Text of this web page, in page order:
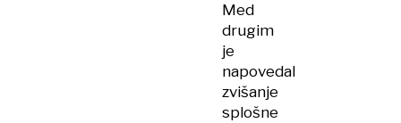
Med
drugim
je
napovedal
zvišanje
splošne